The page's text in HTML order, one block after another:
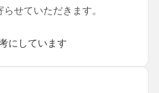
せていただきます。
にしています